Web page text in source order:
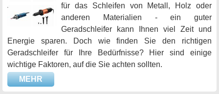
für das Schleifen von Metall, Holz oder
anderen Materialien - ein guter
Geradschleifer kann Ihnen viel Zeit und
Energie sparen. Doch wie finden Sie den richtigen
Geradschleifer für Ihre Bedürfnisse? Hier sind einige
wichtige Faktoren, auf die Sie achten sollten.
MEHR